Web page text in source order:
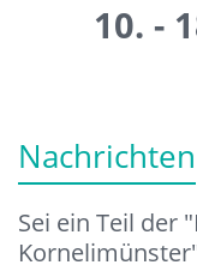
10. -
Nachrichten
Sei ein Teil der